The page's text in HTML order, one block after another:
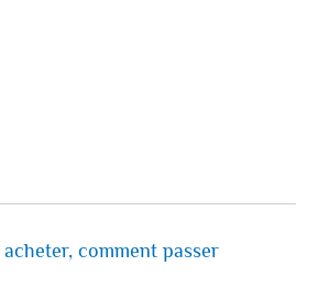
comment passer